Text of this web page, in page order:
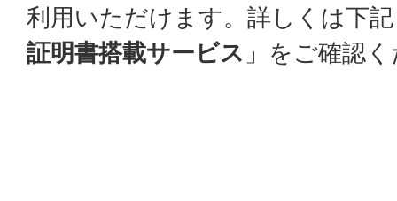
利用いただけます。詳しくは下
証明書搭載サービス 」をご確認